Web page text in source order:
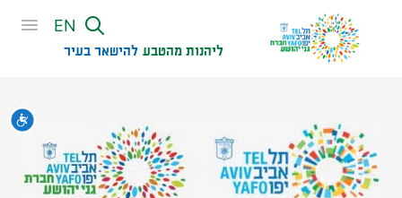
בִּקְלִיק
הַמְּסַיַּעַת
EN
ליהנות מהטבע להישאר בעיר​